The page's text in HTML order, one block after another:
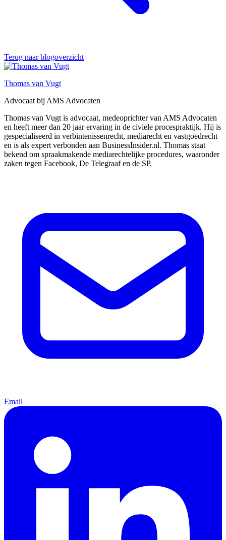
Terug naar blogoverzicht
Thomas van Vugt
Advocaat bij AMS Advocaten
Thomas van Vugt is advocaat, medeoprichter van AMS Advocaten
en heeft meer dan 20 jaar ervaring in de civiele procespraktijk. Hij is
gespecialiseerd in verbintenissenrecht, mediarecht en vastgoedrecht
en is als expert verbonden aan BusinessInsider.nl. Thomas staat
bekend om spraakmakende mediarechtelijke procedures, waaronder
zaken tegen Facebook, De Telegraaf en de SP.
Email